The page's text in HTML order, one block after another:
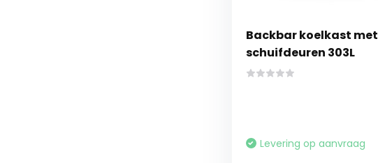
Backbar koelkast met
schuifdeuren 303L
Levering op aanvraag